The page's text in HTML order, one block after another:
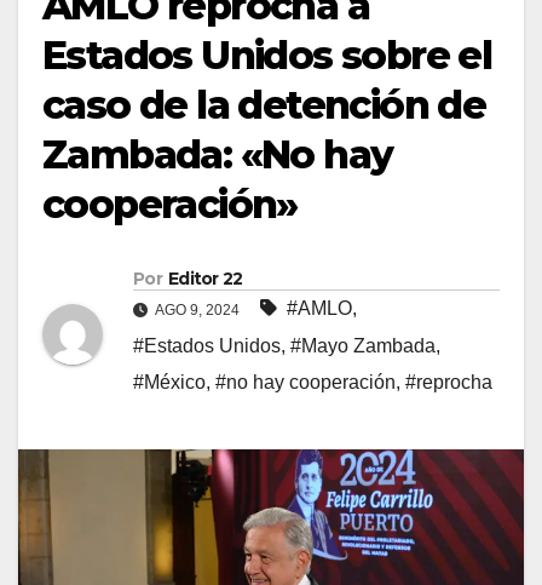
Estados Unidos sobre el
caso de la detención de
Zambada: «No hay
cooperación»
Por Editor 22
AGO 9, 2024 #AMLO,
#Estados Unidos, #Mayo Zambada,
#México, #no hay cooperación, #reprocha